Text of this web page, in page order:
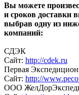
Вы можете
и сроков доставки
выбрав одну из
компаний:
СДЭК
Сайт: http://cdek.ru
Первая
Сайт: http://
ООО